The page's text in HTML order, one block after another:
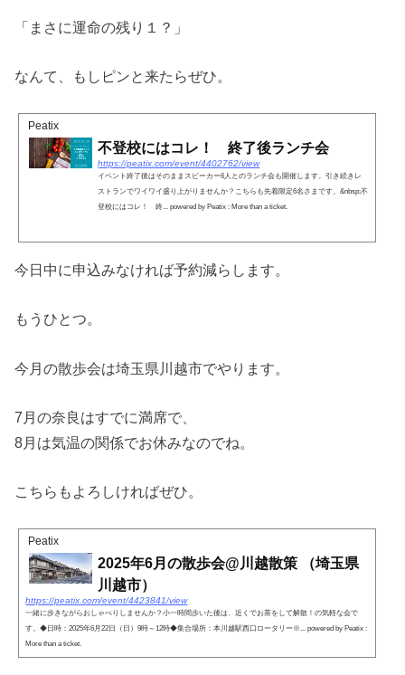
「まさに運命の残り１？」
なんて、もしピンと来たらぜひ。
Peatix
不登校にはコレ！ 終了後ランチ会
https://peatix.com/event/4402762/view
イベント終了後はそのままスピーカー6人とのランチ会も開催します。引き続きレ
ストランでワイワイ盛り上がりませんか？こちらも先着限定6名さまです。&nbsp;不
登校にはコレ！ 終... powered by Peatix : More than a ticket.
今日中に申込みなければ予約減らします。
もうひとつ。
今月の散歩会は埼玉県川越市でやります。
7月の奈良はすでに満席で、
8月は気温の関係でお休みなのでね。
こちらもよろしければぜひ。
Peatix
2025年6月の散歩会@川越散策 （埼玉県
川越市）
https://peatix.com/event/4423841/view
一緒に歩きながらおしゃべりしませんか？小一時間歩いた後は、近くでお茶をして解散！の気軽な会で
す。◆日時：2025年6月22日（日）9時～12時◆集合場所：本川越駅西口ロータリー※... powered by Peatix :
More than a ticket.